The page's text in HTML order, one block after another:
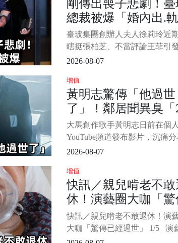
設的鐵皮屋神壇首度曝光，三
像依序為土地公、關公及地藏
供桌擺滿祝賀壽塔，場面莊嚴肅
穆。
剛傳出喪子悲劇！臺
總裁被爆「婚內出.
女」小.三竟是「八點
女星」
臺玻集團創辦人夫人徐莉玲近
瞎挺張柏芝、不當評論王菲引
議，又傳出喪子悲劇，使她與臺
目。 根據《ETtoday新聞雲》報
林伯實過往曾在婚姻期間與知名
演員發生婚外情，並育有一名
女，雙方還曾為此鬧上法院。
位女星如今已徹底退出演藝圈
2026-08-07
增值
黃明志驚傳「他過世
了」！鄰居聞異臭「
後才發現」
大馬創作歌手黃明志日前在個人
YouTube頻道發布影片，沉痛分
舅王光文數月前於異國孤獨辭世
居察覺異味報案尋獲，令他悲痛
已。 圖片來源：《ETtoday》
據《ETtoday星光雲》報導，黃
2026-08-07
增值
快訊／親兒啃老不敢
休！演藝圈大咖「驚
已經過世」
快訊／親兒啃老不敢退休！演
大咖「驚傳已經過世」 1/5 演
傳來令人心碎的消息！殿堂級填